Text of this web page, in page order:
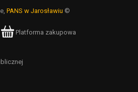
PANS w Jarosławiu ©
Platforma zakupowa